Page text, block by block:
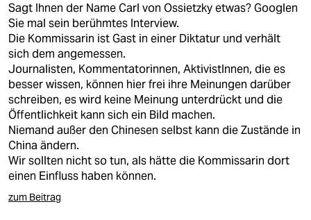
Sagt Ihnen der Name Carl von Ossietzky etwas? Googlen
Sie mal sein berühmtes Interview.
Die Kommissarin ist Gast in einer Diktatur und verhält
sich dem angemessen.
Journalisten, Kommentatorinnen, AktivistInnen, die es
besser wissen, können hier frei ihre Meinungen darüber
schreiben, es wird keine Meinung unterdrückt und die
Öffentlichkeit kann sich ein Bild machen.
Niemand außer den Chinesen selbst kann die Zustände in
China ändern.
Wir sollten nicht so tun, als hätte die Kommissarin dort
einen Einfluss haben können.
zum Beitrag